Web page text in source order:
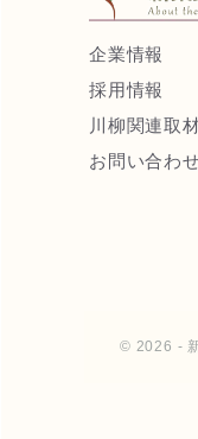
© 2026 -
企業情報
採用情報
川柳関連取
お問い合わ